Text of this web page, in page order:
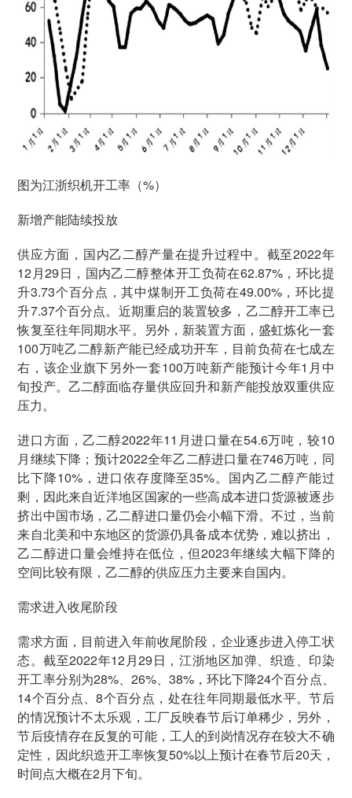
图为江浙织机开工率（%）
新增产能陆续投放
供应方面，国内乙二醇产量在提升过程中。截至2022年
12月29日，国内乙二醇整体开工负荷在62.87%，环比提
升3.73个百分点，其中煤制开工负荷在49.00%，环比提
升7.37个百分点。近期重启的装置较多，乙二醇开工率已
恢复至往年同期水平。另外，新装置方面，盛虹炼化一套
100万吨乙二醇新产能已经成功开车，目前负荷在七成左
右，该企业旗下另外一套100万吨新产能预计今年1月中
旬投产。乙二醇面临存量供应回升和新产能投放双重供应
压力。
进口方面，乙二醇2022年11月进口量在54.6万吨，较10
月继续下降；预计2022全年乙二醇进口量在746万吨，同
比下降10%，进口依存度降至35%。国内乙二醇产能过
剩，因此来自近洋地区国家的一些高成本进口货源被逐步
挤出中国市场，乙二醇进口量仍会小幅下滑。不过，当前
来自北美和中东地区的货源仍具备成本优势，难以挤出，
乙二醇进口量会维持在低位，但2023年继续大幅下降的
空间比较有限，乙二醇的供应压力主要来自国内。
需求进入收尾阶段
需求方面，目前进入年前收尾阶段，企业逐步进入停工状
态。截至2022年12月29日，江浙地区加弹、织造、印染
开工率分别为28%、26%、38%，环比下降24个百分点、
14个百分点、8个百分点，处在往年同期最低水平。节后
的情况预计不太乐观，工厂反映春节后订单稀少，另外，
节后疫情存在反复的可能，工人的到岗情况存在较大不确
定性，因此织造开工率恢复50%以上预计在春节后20天，
时间点大概在2月下旬。